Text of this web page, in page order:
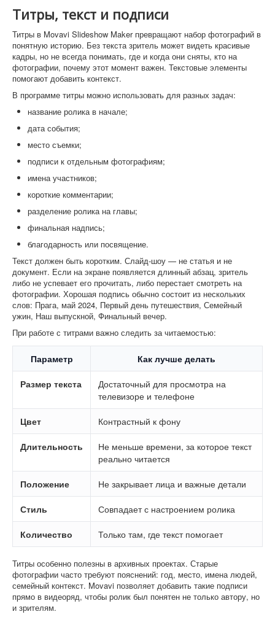
Титры, текст и подписи
Титры в Movavi Slideshow Maker превращают набор фотографий в
понятную историю. Без текста зритель может видеть красивые
кадры, но не всегда понимать, где и когда они сняты, кто на
фотографии, почему этот момент важен. Текстовые элементы
помогают добавить контекст.
В программе титры можно использовать для разных задач:
название ролика в начале;
дата события;
место съемки;
подписи к отдельным фотографиям;
имена участников;
короткие комментарии;
разделение ролика на главы;
финальная надпись;
благодарность или посвящение.
Текст должен быть коротким. Слайд-шоу — не статья и не
документ. Если на экране появляется длинный абзац, зритель
либо не успевает его прочитать, либо перестает смотреть на
фотографии. Хорошая подпись обычно состоит из нескольких
слов: Прага, май 2024, Первый день путешествия, Семейный
ужин, Наш выпускной, Финальный вечер.
При работе с титрами важно следить за читаемостью:
Параметр Как лучше делать
Размер текста
Достаточный для просмотра на
телевизоре и телефоне
Цвет Контрастный к фону
Длительность
Не меньше времени, за которое текст
реально читается
Положение Не закрывает лица и важные детали
Стиль Совпадает с настроением ролика
Количество Только там, где текст помогает
Титры особенно полезны в архивных проектах. Старые
фотографии часто требуют пояснений: год, место, имена людей,
семейный контекст. Movavi позволяет добавить такие подписи
прямо в видеоряд, чтобы ролик был понятен не только автору, но
и зрителям.